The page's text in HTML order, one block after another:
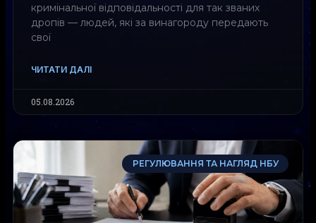
кримінальної відповідальності для так званих
дропів — людей, які за винагороду передають
свої
ЧИТАТИ ДАЛІ
05.08.2026
РЕГУЛЮВАННЯ ТА НАГЛЯД НБУ